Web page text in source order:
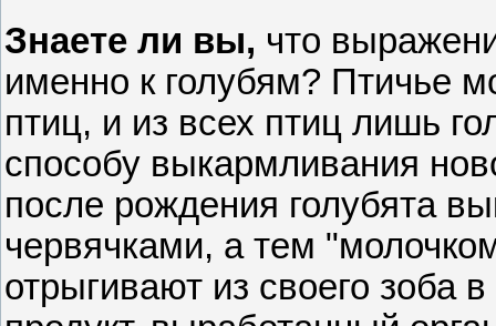
Знаете ли вы, что
именно к голубям? Птичье
птиц, и из всех птиц лишь
способу выкармливания
после рождения голубята
червячками, а тем
отрыгивают из своего зоба